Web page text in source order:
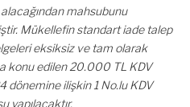
mahsubunu
Mükellefin standart iade talep
eksiksiz ve tam olarak
konu edilen 20.000 TL KDV
dönemine ilişkin 1 No.lu KDV
yapılacaktır.